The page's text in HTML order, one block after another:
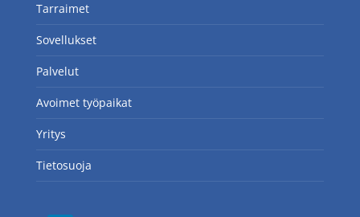
Tarraimet
Sovellukset
Palvelut
Avoimet työpaikat
Yritys
Tietosuoja